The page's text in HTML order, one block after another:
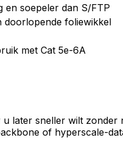
en soepeler dan S/FTP
doorlopende foliewikkel
met Cat 5e-6A
later sneller wilt zonder
of hyperscale-